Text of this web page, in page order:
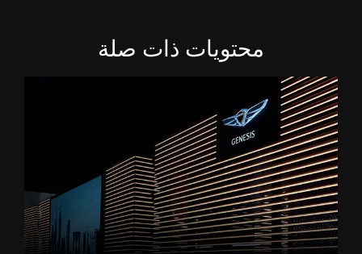
محتويات ذات صلة